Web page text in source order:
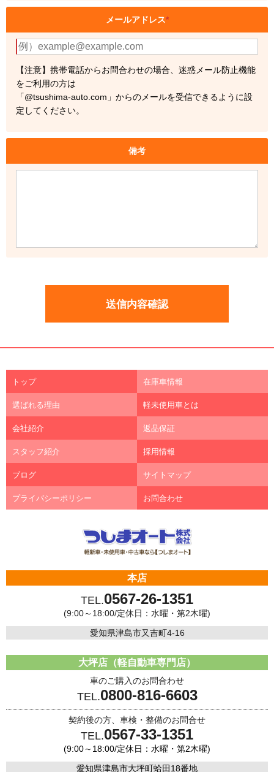
メールアドレス*
【注意】携帯電話からお問合わせの場合、迷惑メール防止機能
をご利用の方は
「@tsushima-auto.com」からのメールを受信できるように設
定してください。
備考
トップ 在庫車情報
選ばれる理由 軽未使用車とは
会社紹介 返品保証
スタッフ紹介 採用情報
ブログ サイトマップ
プライバシーポリシー お問合わせ
本店
TEL.0567-26-1351
(9:00～18:00/定休日：水曜・第2木曜)
愛知県津島市又吉町4-16
大坪店（軽自動車専門店）
車のご購入のお問合わせ
TEL.0800-816-6603
契約後の方、車検・整備のお問合せ
TEL.0567-33-1351
(9:00～18:00/定休日：水曜・第2木曜)
愛知県津島市大坪町蛤田18番地